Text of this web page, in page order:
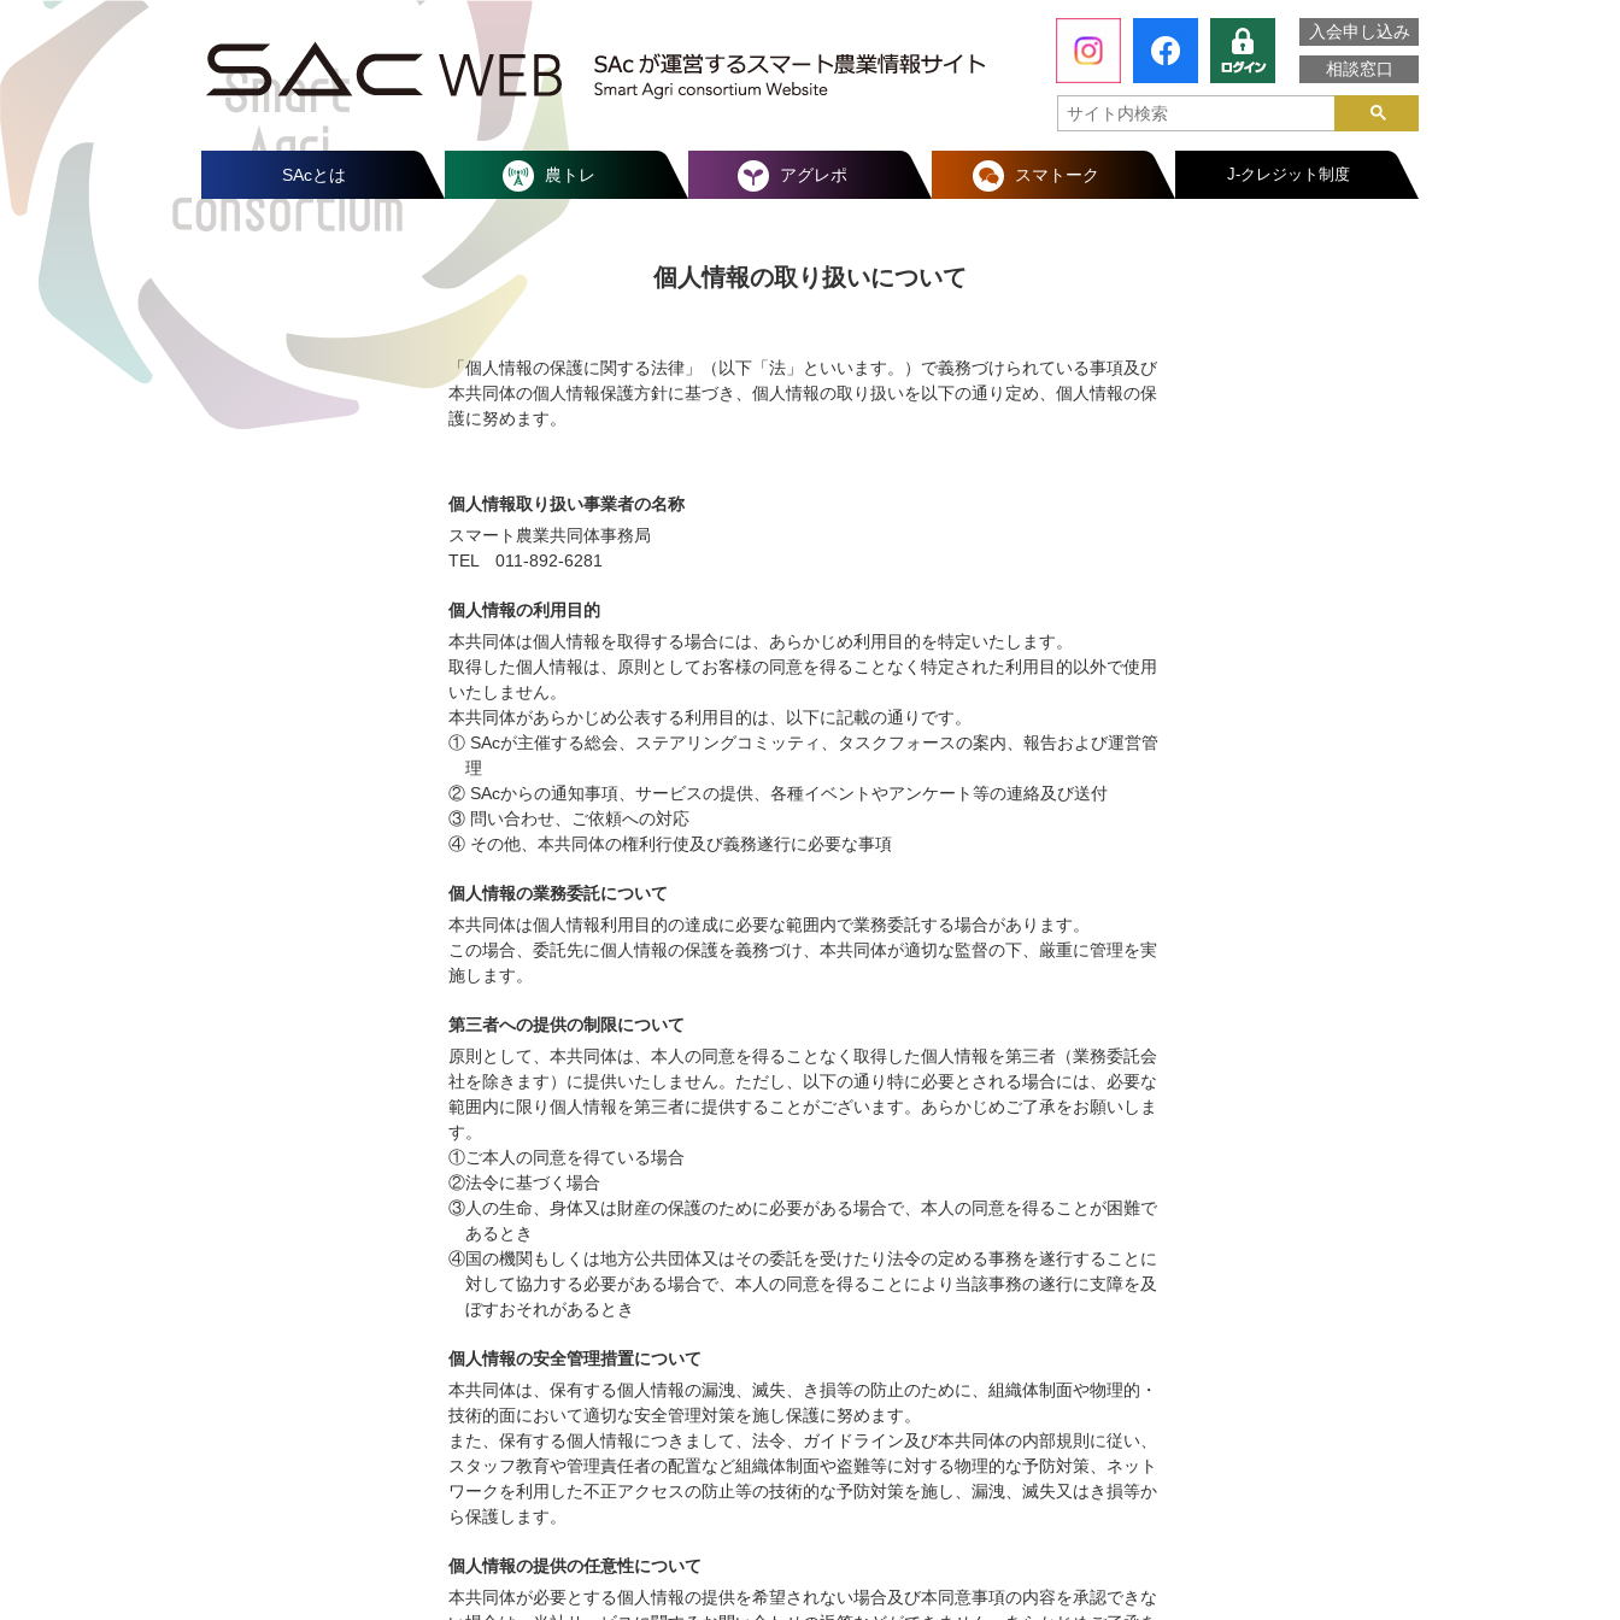
入会申し込み
相談窓口
SAcとは 農トレ アグレポ スマトーク J-クレジット制度
個人情報の取り扱いについて
「個人情報の保護に関する法律」（以下「法」といいます。）で義務づけられている事項及び
本共同体の個人情報保護方針に基づき、個人情報の取り扱いを以下の通り定め、個人情報の保
護に努めます。
個人情報取り扱い事業者の名称
スマート農業共同体事務局
TEL 011-892-6281
個人情報の利用目的
本共同体は個人情報を取得する場合には、あらかじめ利用目的を特定いたします。
取得した個人情報は、原則としてお客様の同意を得ることなく特定された利用目的以外で使用
いたしません。
本共同体があらかじめ公表する利用目的は、以下に記載の通りです。
① SAcが主催する総会、ステアリングコミッティ、タスクフォースの案内、報告および運営管
理
② SAcからの通知事項、サービスの提供、各種イベントやアンケート等の連絡及び送付
③ 問い合わせ、ご依頼への対応
④ その他、本共同体の権利行使及び義務遂行に必要な事項
個人情報の業務委託について
本共同体は個人情報利用目的の達成に必要な範囲内で業務委託する場合があります。
この場合、委託先に個人情報の保護を義務づけ、本共同体が適切な監督の下、厳重に管理を実
施します。
第三者への提供の制限について
原則として、本共同体は、本人の同意を得ることなく取得した個人情報を第三者（業務委託会
社を除きます）に提供いたしません。ただし、以下の通り特に必要とされる場合には、必要な
範囲内に限り個人情報を第三者に提供することがございます。あらかじめご了承をお願いしま
す。
①ご本人の同意を得ている場合
②法令に基づく場合
③人の生命、身体又は財産の保護のために必要がある場合で、本人の同意を得ることが困難で
あるとき
④国の機関もしくは地方公共団体又はその委託を受けたり法令の定める事務を遂行することに
対して協力する必要がある場合で、本人の同意を得ることにより当該事務の遂行に支障を及
ぼすおそれがあるとき
個人情報の安全管理措置について
本共同体は、保有する個人情報の漏洩、滅失、き損等の防止のために、組織体制面や物理的・
技術的面において適切な安全管理対策を施し保護に努めます。
また、保有する個人情報につきまして、法令、ガイドライン及び本共同体の内部規則に従い、
スタッフ教育や管理責任者の配置など組織体制面や盗難等に対する物理的な予防対策、ネット
ワークを利用した不正アクセスの防止等の技術的な予防対策を施し、漏洩、滅失又はき損等か
ら保護します。
個人情報の提供の任意性について
本共同体が必要とする個人情報の提供を希望されない場合及び本同意事項の内容を承認できな